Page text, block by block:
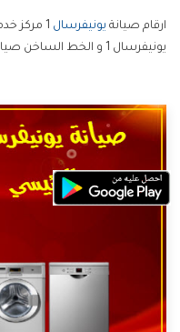
ارقام صيانة يونيفرسال
يونيفرسال 1 و الخط الساخن صيانة يونيفرسال 1.